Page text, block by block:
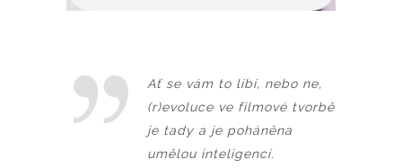
Ať se vám to líbí, nebo ne,
(r)evoluce ve filmové tvorbě
je tady a je poháněna
umělou inteligencí.